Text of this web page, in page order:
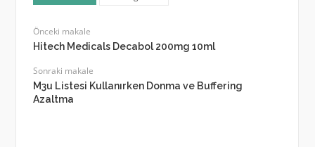
Önceki makale
Hitech Medicals Decabol 200mg 10ml
Sonraki makale
M3u Listesi Kullanırken Donma ve Buffering
Azaltma